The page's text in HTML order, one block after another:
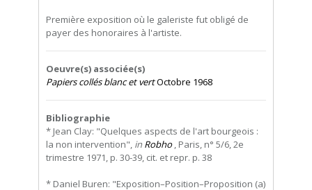
Première exposition où le galeriste fut obligé de
payer des honoraires à l'artiste.
Oeuvre(s) associée(s)
Papiers collés blanc et vertOctobre 1968
Bibliographie
* Jean Clay: "Quelques aspects de l'art bourgeois :
la non intervention", in Robho, Paris, n° 5/6, 2e
trimestre 1971, p. 30-39, cit. et repr. p. 38
* Daniel Buren: "Exposition–Position–Proposition (a)